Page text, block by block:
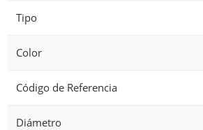
Tipo
Color
Código de Referencia
Diámetro